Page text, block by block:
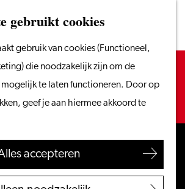
gebruikt cookies
gebruik van cookies (Functioneel,
die noodzakelijk zijn om de
te laten functioneren. Door op
geef je aan hiermee akkoord te
accepteren
Menu
ZoekenVanaf het water
wandelen
Winkelen
Eten & drinken
Met kinderen
VVV Leiden
Zoeken
is niet meer beschikbaar.
aanbodvoor de beschikbare
opties.